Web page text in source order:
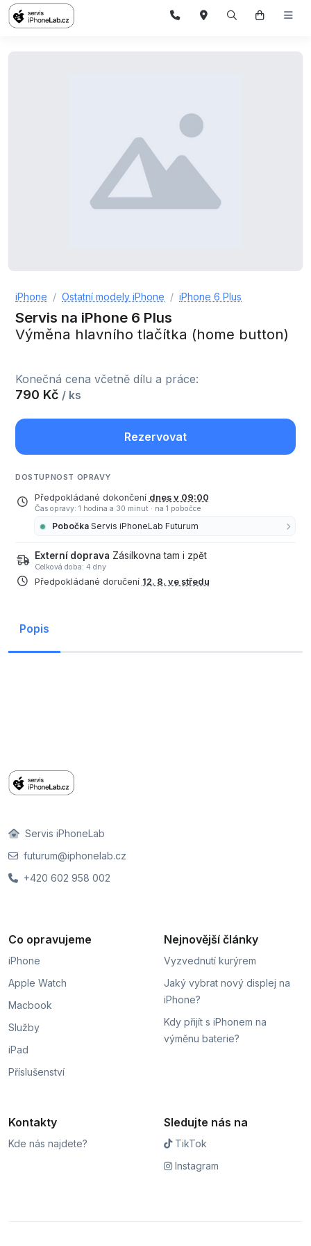
iPhone Ostatní modely iPhone iPhone 6 Plus
Servis na iPhone 6 Plus
Výměna hlavního tlačítka (home button)
Konečná cena včetně dílu a práce:
790 Kč / ks
Rezervovat
DOSTUPNOST OPRAVY
Předpokládané dokončení dnes v 09:00
Čas opravy: 1 hodina a 30 minut · na 1 pobočce
Pobočka Servis iPhoneLab Futurum
Externí doprava Zásilkovna tam i zpět
Celková doba: 4 dny
Předpokládané doručení 12. 8. ve středu
Popis
Servis iPhoneLab
futurum@iphonelab.cz
+420 602 958 002
Co opravujeme
iPhone
Apple Watch
Macbook
Služby
iPad
Příslušenství
Nejnovější články
Vyzvednutí kurýrem
Jaký vybrat nový displej na
iPhone?
Kdy přijít s iPhonem na
výměnu baterie?
Kontakty
Kde nás najdete?
Sledujte nás na
TikTok
Instagram